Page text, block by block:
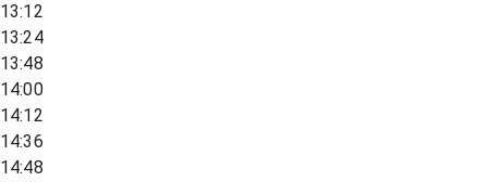
13:12
13:24
13:48
14:00
14:12
14:36
14:48